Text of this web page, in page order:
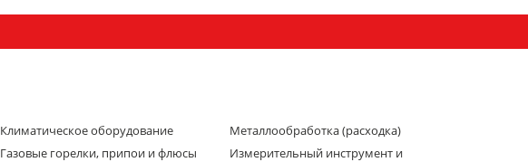
Климатическое оборудование
Газовые горелки, припои и флюсы
Металлообработка (расходка)
Измерительный инструмент и